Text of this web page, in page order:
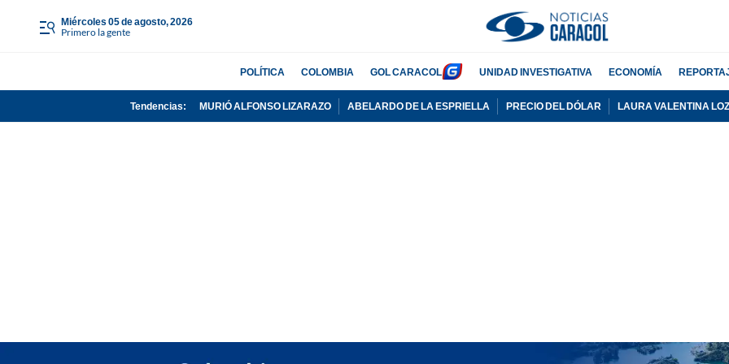
miércoles 05 de agosto, 2026
Primero la gente
POLÍTICA COLOMBIA GOL CARACOL UNIDAD INVESTIGATIVA ECONOMÍA
Tendencias: MURIÓ ALFONSO LIZARAZO ABELARDO DE LA ESPRIELLA PRECIO DEL DÓLAR LAURA VALENTINA